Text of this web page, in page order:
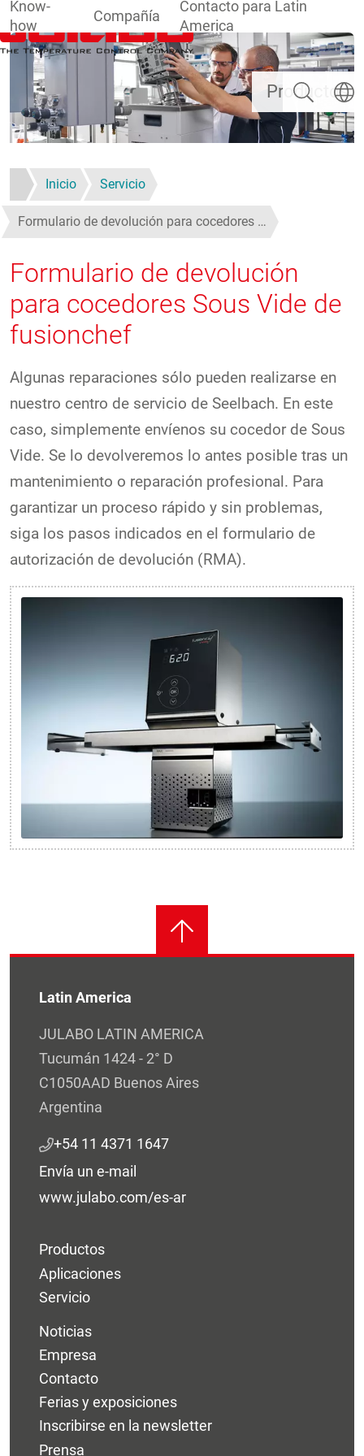
Pasar al contenido principal
Productos
Know-
how
Compañía
Contacto para Latin
America
Buscar
Inicio Servicio
Formulario de devolución para cocedores …
Formulario de devolución
para cocedores Sous Vide de
fusionchef
Algunas reparaciones sólo pueden realizarse en
nuestro centro de servicio de Seelbach. En este
caso, simplemente envíenos su cocedor de Sous
Vide. Se lo devolveremos lo antes posible tras un
mantenimiento o reparación profesional. Para
garantizar un proceso rápido y sin problemas,
siga los pasos indicados en el formulario de
autorización de devolución (RMA).
Latin America
JULABO LATIN AMERICA
Tucumán 1424 - 2° D
C1050AAD Buenos Aires
Argentina
+54 11 4371 1647
Envía un e-mail
www.julabo.com/es-ar
Productos
Aplicaciones
Servicio
Noticias
Empresa
Contacto
Ferias y exposiciones
Inscribirse en la newsletter
Prensa